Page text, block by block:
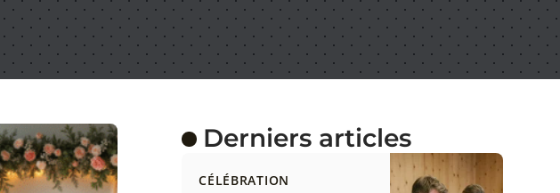
Derniers articles
CÉLÉBRATION